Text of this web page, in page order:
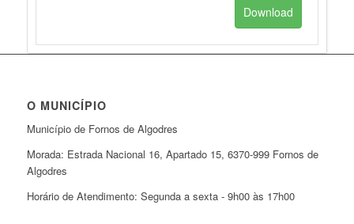
Download
O MUNICÍPIO
Município de Fornos de Algodres
Morada: Estrada Nacional 16, Apartado 15, 6370-999 Fornos de
Algodres
Horário de Atendimento: Segunda a sexta - 9h00 às 17h00